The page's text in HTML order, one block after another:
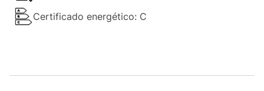
Certificado energético: C